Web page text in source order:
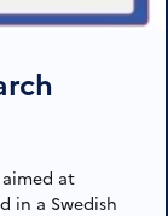
aimed at
in a Swedish